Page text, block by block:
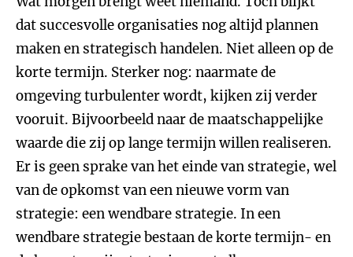
dat succesvolle organisaties nog altijd plannen
maken en strategisch handelen. Niet alleen op de
korte termijn. Sterker nog: naarmate de
omgeving turbulenter wordt, kijken zij verder
vooruit. Bijvoorbeeld naar de maatschappelijke
waarde die zij op lange termijn willen realiseren.
Er is geen sprake van het einde van strategie, wel
van de opkomst van een nieuwe vorm van
strategie: een wendbare strategie. In een
wendbare strategie bestaan de korte termijn- en